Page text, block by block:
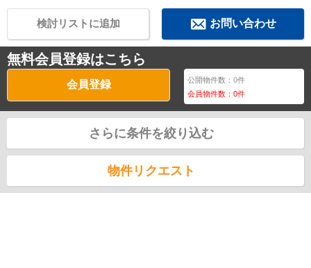
お問い合わせ
検討リストに追加
無料会員登録はこちら
会員登録 公開物件数：0件
会員物件数：0件
さらに条件を絞り込む
物件リクエスト